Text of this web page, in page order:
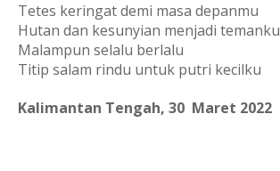
Tetes keringat demi masa depanmu
Hutan dan kesunyian menjadi temanku
Malampun selalu berlalu
Titip salam rindu untuk putri kecilku
Kalimantan Tengah, 30  Maret 2022